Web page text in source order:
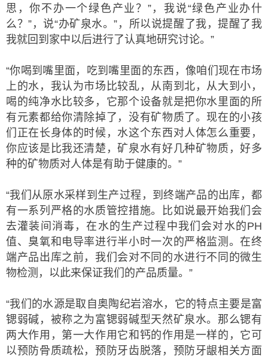
思，你不办一个绿色产业？”，我说“绿色产业办什
么？”，说“办矿泉水。”，所以说提醒了我，提醒了我
我就回到家中以后进行了认真地研究讨论。”
“你喝到嘴里面，吃到嘴里面的东西，像咱们现在市场
上的水，我认为市场比较乱，从南到北，从大到小，
喝的纯净水比较多，它那个设备就是把你水里面的所
有元素都给你清除掉了，没有矿物质了。现在的小孩
们正在长身体的时候，水这个东西对人体怎么重要，
你应该是比我还清楚，矿泉水有好几种矿物质，好多
种的矿物质对人体是有助于健康的。”
“我们从原水采样到生产过程，到终端产品的出库，都
有一系列严格的水质管控措施。比如说最开始我们会
去灌装间消毒，在水的生产过程中我们会对水的PH
值、臭氧和电导率进行半小时一次的严格监测。在终
端产品出库之前，我们会对不同的水进行不同的微生
物检测，以此来保证我们的产品质量。”
“我们的水源是取自奥陶纪岩溶水，它的特点主要是富
锶弱碱，被称之为富锶弱碱型天然矿泉水。那么锶有
两大作用，第一大作用它和钙的作用是一样的，它可
以预防骨质疏松，预防牙齿脱落，预防牙龈相关方面